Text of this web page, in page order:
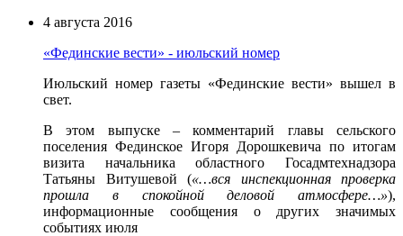
4 августа 2016
«Фединские вести» - июльский номер
Июльский номер газеты «Фединские вести» вышел в
свет.
В этом выпуске – комментарий главы сельского
поселения Фединское Игоря Дорошкевича по итогам
визита начальника областного Госадмтехнадзора
Татьяны Витушевой («…вся инспекционная проверка
прошла в спокойной деловой атмосфере…»),
информационные сообщения о других значимых
событиях июля